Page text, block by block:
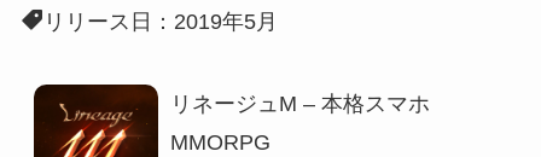
リリース日：2019年5月
リネージュM – 本格スマホ
MMORPG